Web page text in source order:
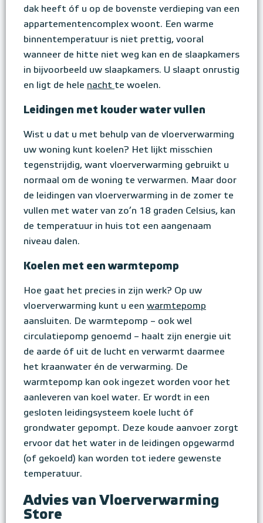
dak heeft óf u op de bovenste verdieping van een
appartementencomplex woont. Een warme
binnentemperatuur is niet prettig, vooral
wanneer de hitte niet weg kan en de slaapkamers
in bijvoorbeeld uw slaapkamers. U slaapt onrustig
en ligt de hele nacht te woelen.
Leidingen met kouder water vullen
Wist u dat u met behulp van de vloerverwarming
uw woning kunt koelen? Het lijkt misschien
tegenstrijdig, want vloerverwarming gebruikt u
normaal om de woning te verwarmen. Maar door
de leidingen van vloerverwarming in de zomer te
vullen met water van zo’n 18 graden Celsius, kan
de temperatuur in huis tot een aangenaam
niveau dalen.
Koelen met een warmtepomp
Hoe gaat het precies in zijn werk? Op uw
vloerverwarming kunt u een warmtepomp
aansluiten. De warmtepomp – ook wel
circulatiepomp genoemd – haalt zijn energie uit
de aarde óf uit de lucht en verwarmt daarmee
het kraanwater én de verwarming. De
warmtepomp kan ook ingezet worden voor het
aanleveren van koel water. Er wordt in een
gesloten leidingsysteem koele lucht óf
grondwater gepompt. Deze koude aanvoer zorgt
ervoor dat het water in de leidingen opgewarmd
(of gekoeld) kan worden tot iedere gewenste
temperatuur.
Advies van Vloerverwarming
Store